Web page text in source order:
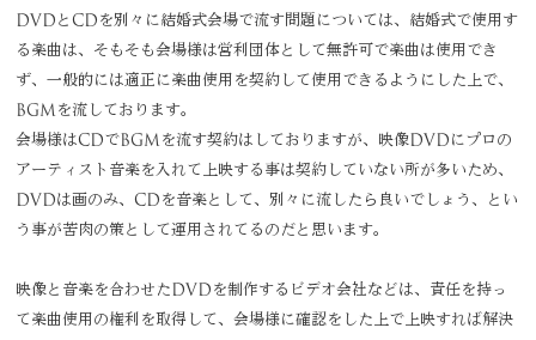
DVDとCDを別々に結婚式会場で流す問題については、結婚式で使用す
る楽曲は、そもそも会場様は営利団体として無許可で楽曲は使用でき
ず、一般的には適正に楽曲使用を契約して使用できるようにした上で、
BGMを流しております。
会場様はCDでBGMを流す契約はしておりますが、映像DVDにプロの
アーティスト音楽を入れて上映する事は契約していない所が多いため、
DVDは画のみ、CDを音楽として、別々に流したら良いでしょう、とい
う事が苦肉の策として運用されてるのだと思います。
映像と音楽を合わせたDVDを制作するビデオ会社などは、責任を持っ
て楽曲使用の権利を取得して、会場様に確認をした上で上映すれば解決